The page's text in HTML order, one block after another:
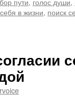
в жизни, поиск